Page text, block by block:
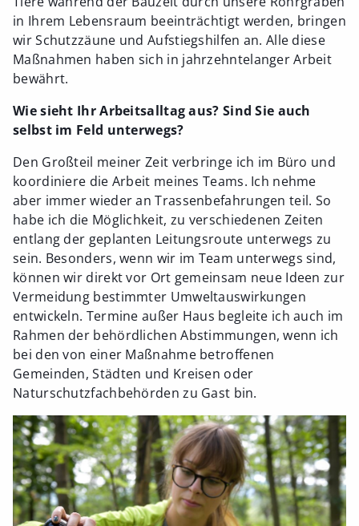
in Ihrem Lebensraum beeinträchtigt werden, bringen
wir Schutzzäune und Aufstiegshilfen an. Alle diese
Maßnahmen haben sich in jahrzehntelanger Arbeit
bewährt.
Wie sieht Ihr Arbeitsalltag aus? Sind Sie auch
selbst im Feld unterwegs?
Den Großteil meiner Zeit verbringe ich im Büro und
koordiniere die Arbeit meines Teams. Ich nehme
aber immer wieder an Trassenbefahrungen teil. So
habe ich die Möglichkeit, zu verschiedenen Zeiten
entlang der geplanten Leitungsroute unterwegs zu
sein. Besonders, wenn wir im Team unterwegs sind,
können wir direkt vor Ort gemeinsam neue Ideen zur
Vermeidung bestimmter Umweltauswirkungen
entwickeln. Termine außer Haus begleite ich auch im
Rahmen der behördlichen Abstimmungen, wenn ich
bei den von einer Maßnahme betroffenen
Gemeinden, Städten und Kreisen oder
Naturschutzfachbehörden zu Gast bin.